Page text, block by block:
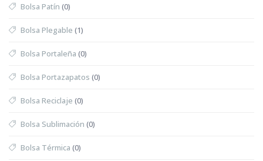
Bolsa Patín (0)
Bolsa Plegable (1)
Bolsa Portaleña (0)
Bolsa Portazapatos (0)
Bolsa Reciclaje (0)
Bolsa Sublimación (0)
Bolsa Térmica (0)